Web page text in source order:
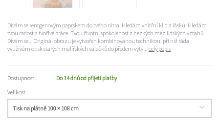
Dívám se rentgenovým paprskem do tvého nitra. Hledám vnitřní klid a lásku. Hledám
tvou radost z tvořivé práce. Tvou životní spokojenost z hezkých mezilidských vztahů.
Dívám se... Originál obrazu je vytvořen kombinovanou technikou, při níž ráda
využívám otisk starých malířských válečků do předem vytv... celý popis
Dostupnost
Do 14 dnů od přijetí platby
Velikost